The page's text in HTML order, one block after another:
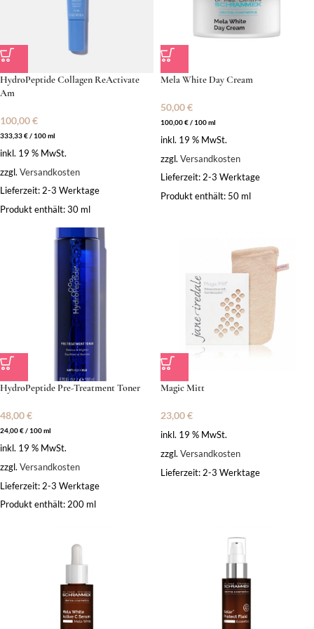
HydroPeptide Collagen ReActivate
Am
100,00€
333,33€/ 100ml
inkl. 19 % MwSt.
zzgl. Versandkosten
Lieferzeit: 2-3 Werktage
Produkt enthält: 30 ml
Mela White Day Cream
50,00€
100,00€/ 100ml
inkl. 19 % MwSt.
zzgl. Versandkosten
Lieferzeit: 2-3 Werktage
Produkt enthält: 50 ml
HydroPeptide Pre-Treatment Toner
48,00€
24,00€/ 100ml
inkl. 19 % MwSt.
zzgl. Versandkosten
Lieferzeit: 2-3 Werktage
Produkt enthält: 200 ml
Magic Mitt
23,00€
inkl. 19 % MwSt.
zzgl. Versandkosten
Lieferzeit: 2-3 Werktage